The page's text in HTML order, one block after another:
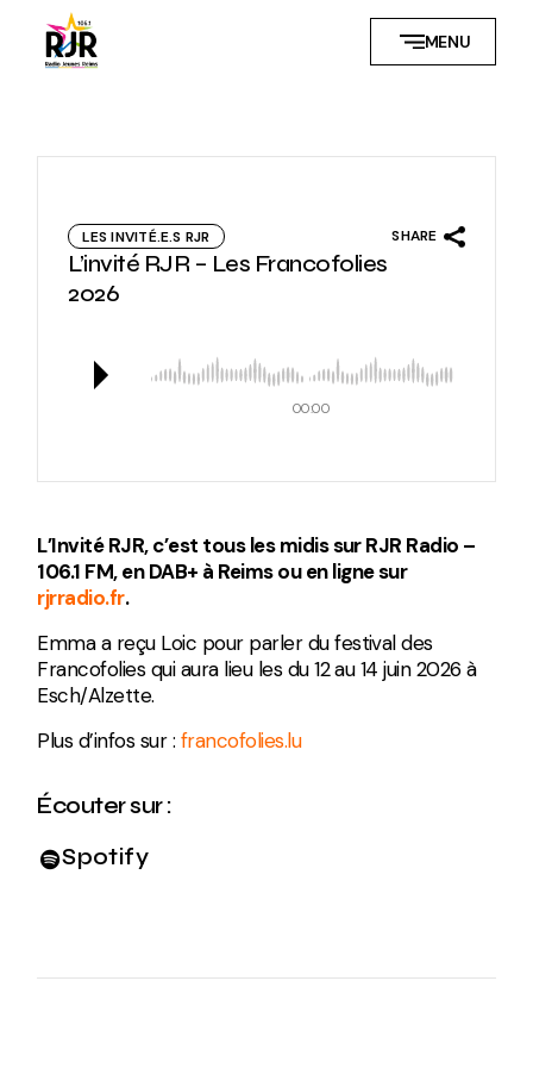
content
MENU
LES INVITÉ.E.S RJR
L’invité RJR – Les Francofolies
2026
SHARE
00:00
L’Invité RJR, c’est tous les midis sur RJR Radio –
106.1 FM, en DAB+ à Reims ou en ligne sur
rjrradio.fr.
Emma a reçu Loic pour parler du festival des
Francofolies qui aura lieu les du 12 au 14 juin 2026 à
Esch/Alzette.
Plus d’infos sur : francofolies.lu
Écouter sur :
Spotify